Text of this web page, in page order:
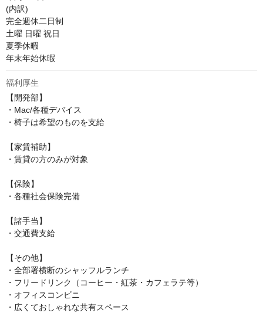
(内訳)
完全週休二日制
土曜 日曜 祝日
夏季休暇
年末年始休暇
福利厚生
【開発部】
・Mac/各種デバイス
・椅子は希望のものを支給
【家賃補助】
・賃貸の方のみが対象
【保険】
・各種社会保険完備
【諸手当】
・交通費支給
【その他】
・全部署横断のシャッフルランチ
・フリードリンク（コーヒー・紅茶・カフェラテ等）
・オフィスコンビニ
・広くておしゃれな共有スペース